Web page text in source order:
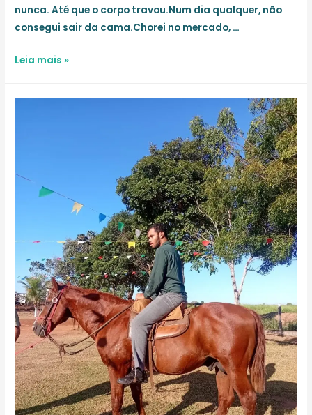
nunca. Até que o corpo travou.Num dia qualquer, não
consegui sair da cama.Chorei no mercado, …
Os
Leia mais »